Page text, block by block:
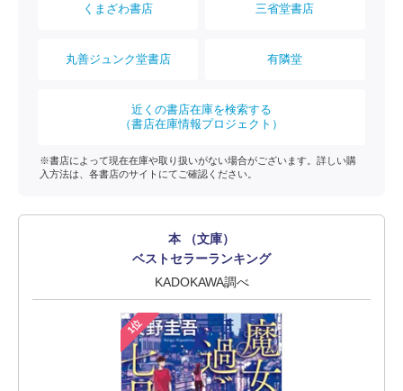
くまざわ書店 三省堂書店
丸善ジュンク堂書店 有隣堂
近くの書店在庫を検索する
（書店在庫情報プロジェクト）
※書店によって現在在庫や取り扱いがない場合がございます。詳しい購
入方法は、各書店のサイトにてご確認ください。
本 （文庫）
ベストセラーランキング
KADOKAWA調べ
1位